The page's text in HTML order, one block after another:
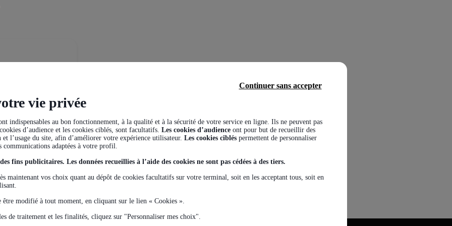
PDF
vie privée
indispensables au bon fonctionnement, à la qualité et à la sécurité de votre service en ligne. Ils ne peuvent pas
d’audience et les cookies ciblés, sont facultatifs. Les cookies d’audience ont pour but de recueillir des
l’usage du site, afin d’améliorer votre expérience utilisateur. Les cookies ciblés permettent de personnaliser
communications adaptées à votre profil.
fins publicitaires. Les données recueillies à l’aide des cookies ne sont pas cédées à des tiers.
maintenant vos choix quant au dépôt de cookies facultatifs sur votre terminal, soit en les acceptant tous, soit en
être modifié à tout moment, en cliquant sur le lien « Cookies ».
de traitement et les finalités, cliquez sur "Personnaliser mes choix".
Continuer sans accepter